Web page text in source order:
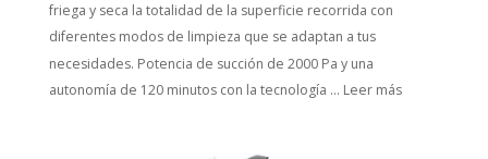
friega y seca la totalidad de la superficie recorrida con
diferentes modos de limpieza que se adaptan a tus
necesidades. Potencia de succión de 2000 Pa y una
autonomía de 120 minutos con la tecnología ... Leer más